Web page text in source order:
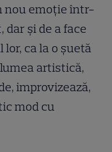
nou emoţie într-
şi de a face
ca la o şuetă
artistică,
improvizează,
mod cu